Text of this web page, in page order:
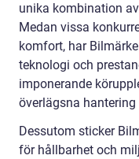
unika kombination
Medan vissa
komfort, har
teknologi och
imponerande
överlägsna
Dessutom sticker
för hållbarhet och